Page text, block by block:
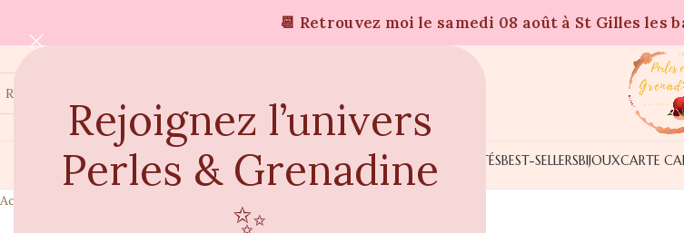
Rejoignez l’univers
Perles & Grenadine
✨
📆 Retrouvez moi le samedi 08 août à St Gilles les
NOUVEAUTÉSBEST-SELLERSBIJOUXCARTE
Accueil